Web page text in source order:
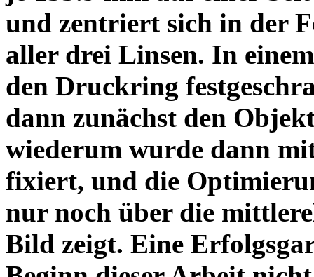
und zentriert sich in der
aller drei Linsen. In
den Druckring
dann zunächst den
wiederum wurde dann
fixiert, und die
nur noch über die
Bild zeigt. Eine